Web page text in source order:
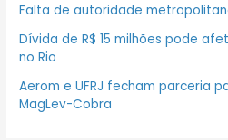
Falta de autoridade
Dívida de R$ 15 milhões pode
no Rio
Aerom e UFRJ fecham parceria
MagLev-Cobra